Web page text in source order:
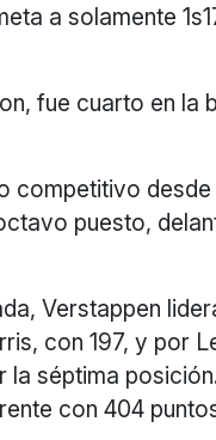
a solamente
fue cuarto en la
competitivo
puesto,
Verstappen
con 197, y por
la séptima
con 404